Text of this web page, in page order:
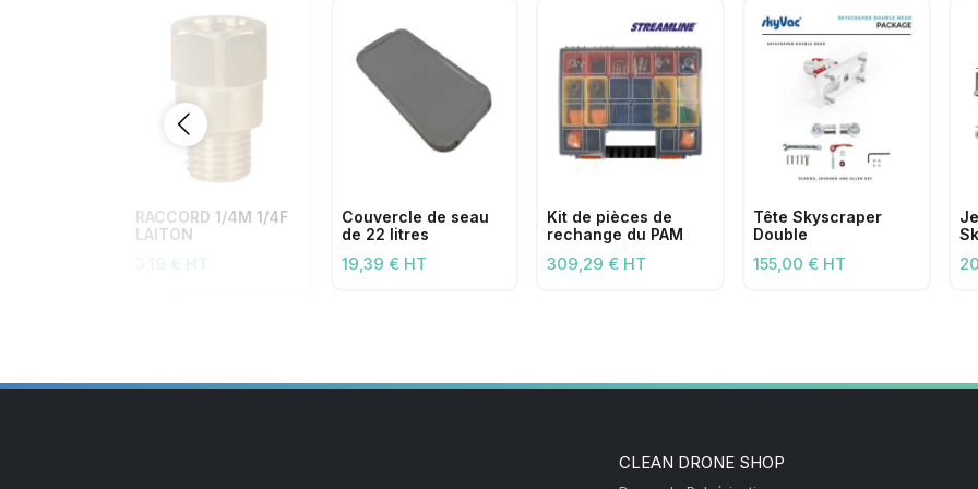
RACCORD 1/4M 1/4F
LAITON
3,19 € HT
Couvercle de seau
de 22 litres
19,39 € HT
Kit de pièces de
rechange du PAM
309,29 € HT
Tête Skyscraper
Double
155,00 € HT
CLEAN DRONE SHOP